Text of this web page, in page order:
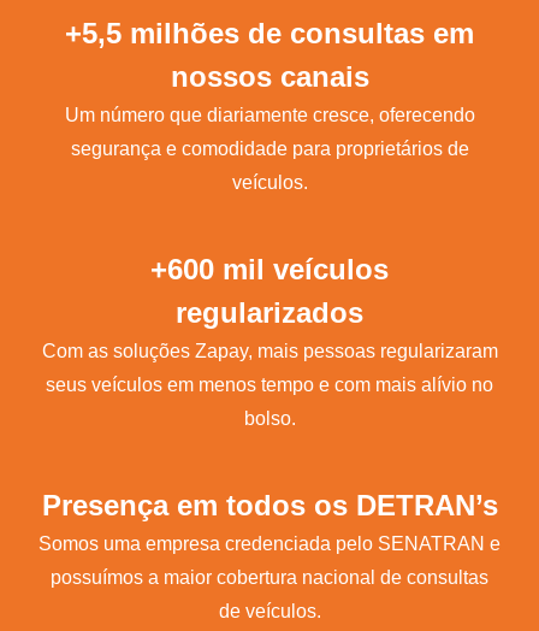
+5,5 milhões de consultas em
nossos canais
Um número que diariamente cresce, oferecendo
segurança e comodidade para proprietários de
veículos.
+600 mil veículos
regularizados
Com as soluções Zapay, mais pessoas regularizaram
seus veículos em menos tempo e com mais alívio no
bolso.
Presença em todos os DETRAN’s
Somos uma empresa credenciada pelo SENATRAN e
possuímos a maior cobertura nacional de consultas
de veículos.